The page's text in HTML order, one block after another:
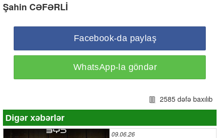
Şahin CƏFƏRLİ
Facebook-da paylaş
WhatsApp-la göndər
2585 dəfə baxılıb
Digər xəbərlər
09.06.26